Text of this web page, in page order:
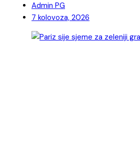
Admin PG
7 kolovoza, 2026